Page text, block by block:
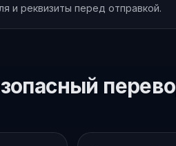
и реквизиты перед отправкой.